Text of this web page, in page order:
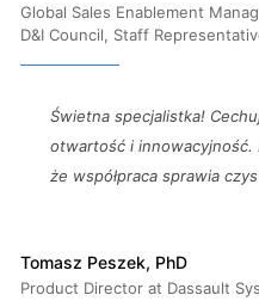
Global Sales Enablement
D&I Council, Staff
Świetna specjalistka!
otwartość i innowacyjność.
że współpraca sprawia
Tomasz Peszek, PhD
Product Director at Dassault